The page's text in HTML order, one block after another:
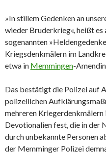
»In stillem Gedenken an
wieder Bruderkrieg«, heißt es
sogenannten
Kriegsdenkmälern im
etwa in Memmingen-
Das bestätigt die Polizei auf
polizeilichen
mehreren
Devotionalien fest, die in der
durch unbekannte Personen
der Memminger Polizei